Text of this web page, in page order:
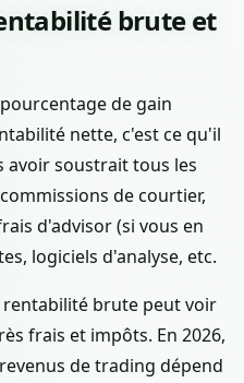
brute et
de gain
nette, c'est ce qu'il
avoir soustrait tous les
de courtier,
d'advisor (si vous en
logiciels d'analyse, etc.
rentabilité brute peut voir
frais et impôts. En 2026,
de trading dépend